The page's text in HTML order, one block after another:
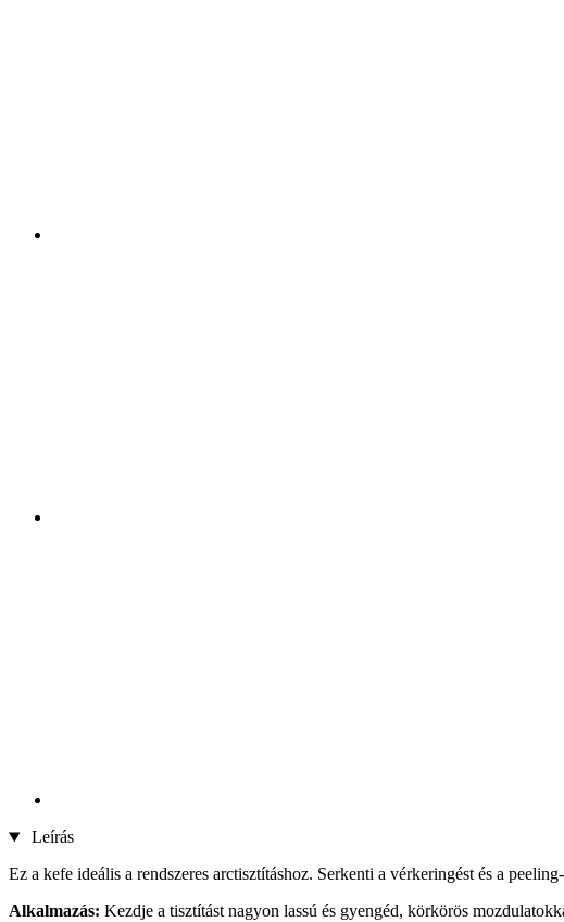
Leírás
Ez a kefe ideális a rendszeres arctisztításhoz. Serkenti a vérkeringést és a
Alkalmazás: Kezdje a tisztítást nagyon lassú és gyengéd, körkörös